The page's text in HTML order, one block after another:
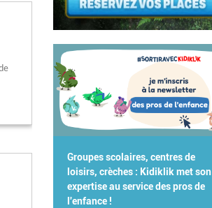
Groupes scolaires, centres de
loisirs, crèches : Kidiklik met son
expertise au service des pros de
l'enfance !